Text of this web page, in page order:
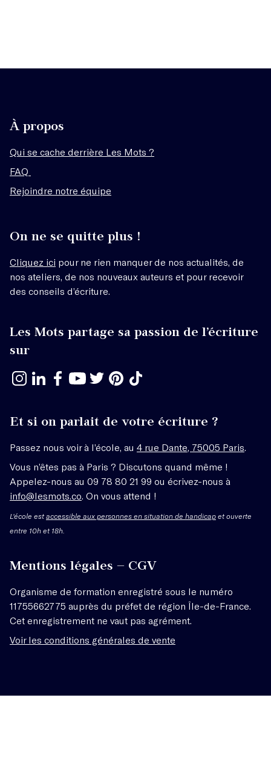
À propos
Qui se cache derrière Les Mots ?
FAQ
Rejoindre notre équipe
On ne se quitte plus !
Cliquez ici pour ne rien manquer de nos actualités, de
nos ateliers, de nos nouveaux auteurs et pour recevoir
des conseils d’écriture.
Les Mots partage sa passion de l’écriture
sur
Et si on parlait de votre écriture ?
Passez nous voir à l’école, au 4 rue Dante, 75005 Paris
Vous n’êtes pas à Paris ? Discutons quand même !
Appelez-nous au 09 78 80 21 99 ou écrivez-nous à
info@lesmots.co . On vous attend !
L'école estaccessible aux personnes en situation de handicap et ouverte
entre 10h et 18h.
Mentions légales – CGV
Organisme de formation enregistré sous le numéro
11755662775 auprès du préfet de région Île-de-France.
Cet enregistrement ne vaut pas agrément.
Voir les conditions générales de vente